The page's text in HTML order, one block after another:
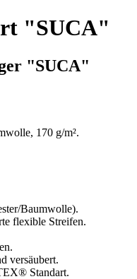
"SUCA"
"SUCA"
170 g/m².
Baumwolle).
flexible Streifen.
versäubert.
Standart.